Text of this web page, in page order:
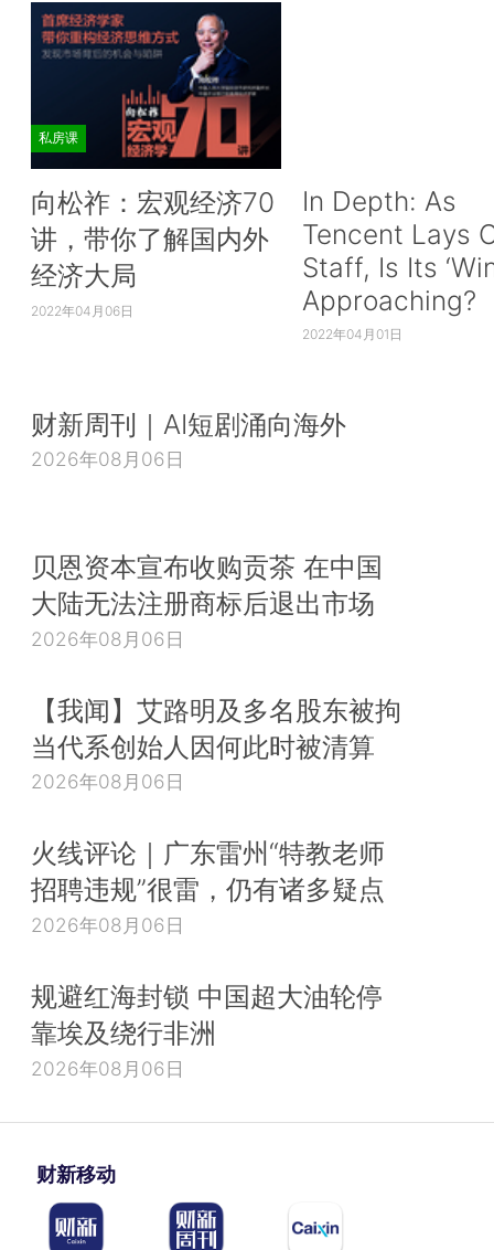
私房课
向松祚：宏观经济70
讲，带你了解国内外
经济大局
2022年04月06日
In Depth: As
Tencent Lays
Staff, Is Its
Approaching?
2022年04月01日
财新周刊｜AI短剧涌向海外
2026年08月06日
贝恩资本宣布收购贡茶 在中国
大陆无法注册商标后退出市场
2026年08月06日
【我闻】艾路明及多名股东被拘
当代系创始人因何此时被清算
2026年08月06日
火线评论｜广东雷州“特教老师
招聘违规”很雷，仍有诸多疑点
2026年08月06日
规避红海封锁 中国超大油轮停
靠埃及绕行非洲
2026年08月06日
财新移动